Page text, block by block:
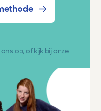
op, of kijk bij onze